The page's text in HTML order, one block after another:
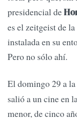
presidencial de
es el zeitgeist de
instalada en su
Pero no sólo ahí.
El domingo 29 a
salió a un cine en
menor, de cinco